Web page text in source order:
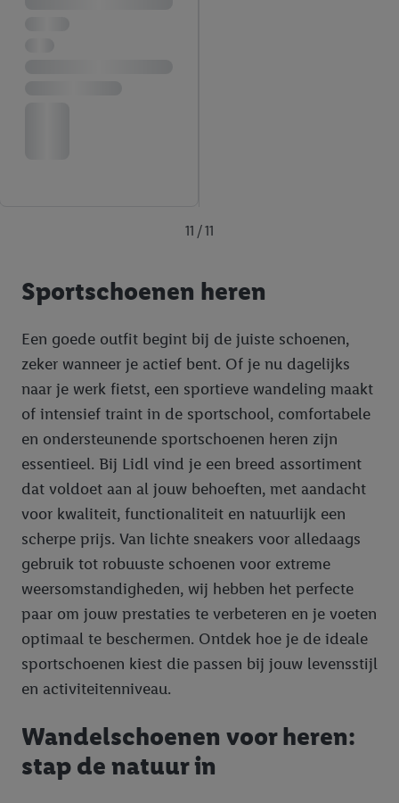
11 / 11
Sportschoenen heren
Een goede outfit begint bij de juiste schoenen,
zeker wanneer je actief bent. Of je nu dagelijks
naar je werk fietst, een sportieve wandeling maakt
of intensief traint in de sportschool, comfortabele
en ondersteunende sportschoenen heren zijn
essentieel. Bij Lidl vind je een breed assortiment
dat voldoet aan al jouw behoeften, met aandacht
voor kwaliteit, functionaliteit en natuurlijk een
scherpe prijs. Van lichte sneakers voor alledaags
gebruik tot robuuste schoenen voor extreme
weersomstandigheden, wij hebben het perfecte
paar om jouw prestaties te verbeteren en je voeten
optimaal te beschermen. Ontdek hoe je de ideale
sportschoenen kiest die passen bij jouw levensstijl
en activiteitenniveau.
Wandelschoenen voor heren:
stap de natuur in